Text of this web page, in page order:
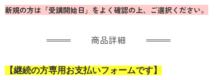
新規の方は「受講開始日」をよく確認の上、ご選択ください。
商品詳細
【継続の方専用お支払いフォームです】